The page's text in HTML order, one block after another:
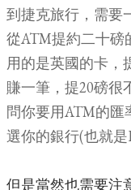
到捷克旅行，需要
從ATM提約二十磅
用的是英國的卡，
賺一筆，提20磅很
問你要用ATM的匯
選你的銀行(也就是
但是當然也需要注